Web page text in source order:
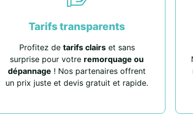
Tarifs transparents
Profitez de tarifs clairset sans
surprise pour votre remorquage ou
dépannage ! Nos partenaires offrent
un prix juste et devis gratuit et rapide.